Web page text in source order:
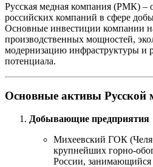
Русская медная компания (РМК) –
российских компаний в сфере
Основные инвестиции компании
производственных мощностей,
модернизацию инфраструктуры и
потенциала.
Основные активы Русской
Добывающие предприятия
Михеевский ГОК
крупнейших горно-
России, занимающийся